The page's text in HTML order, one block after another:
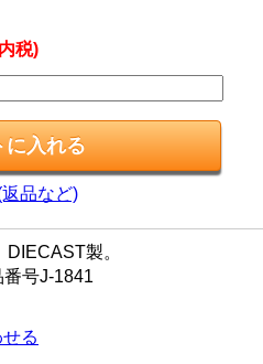
税)
品など)
製。
号J-1841
る